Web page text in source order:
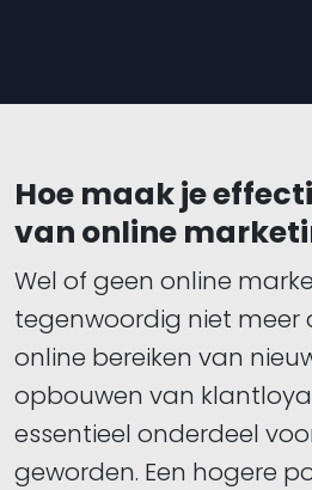
Hoe maak je
van online
Wel of geen online
tegenwoordig niet meer
online bereiken van
opbouwen van
essentieel onderdeel
geworden. Een hogere